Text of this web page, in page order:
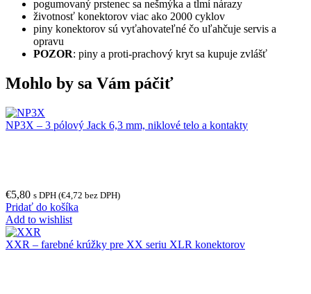
pogumovaný prstenec sa nešmýka a tlmí nárazy
životnosť konektorov viac ako 2000 cyklov
piny konektorov sú vyťahovateľné čo uľahčuje servis a
opravu
POZOR: piny a proti-prachový kryt sa kupuje zvlášť
Mohlo by sa Vám páčiť
NP3X – 3 pólový Jack 6,3 mm, niklové telo a kontakty
€5,80 s DPH (€4,72 bez DPH)
Pridať do košíka
Add to wishlist
XXR – farebné krúžky pre XX seriu XLR konektorov